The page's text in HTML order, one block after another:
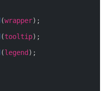
(wrapper) ;
(tooltip) ;
(legend ) ;